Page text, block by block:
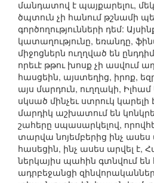
մանդատով է պայքարելու,
ծպտուն չի հանում թշնամի
գործողությունների դեմ:
կատաղությունը, եռանդը,
միջոցներն ուղղված են
որեւէ թթու խոսք չի ասվում
հասցեին, այստեղից, իրոք,
այս մարդուն, ուղղակի, Իլհամ
սկսած մինչեւ ստրուկ կարելի
մարդիկ աշխատում են
շահերը սպասարկելով,
տարվա նոյեմբերից ինչ ասես
հասեցին, ինչ ասես արվել է,
ներկայիս պահին գտնվում
ադրբեջանցի